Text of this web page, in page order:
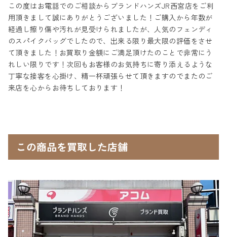
この度はお電話でのご相談からブランドハンズJR西宮店をご利
用頂きまして誠にありがとうございました！ご購入から年数が
経過し擦り傷や汚れが見受けられましたが、人気のフェンディ
のスパイクバッグでしたので、出来る限り最大限の評価をさせ
て頂きました！お買取り金額にご満足頂けたのことで非常にう
れしい限りです！次回もお客様のお気持ちに寄り添えるような
丁寧な接客を心掛け、精一杯頑張らせて頂きますのでまたのご
来店を心からお待ちしております！
この商品を買取した店舗